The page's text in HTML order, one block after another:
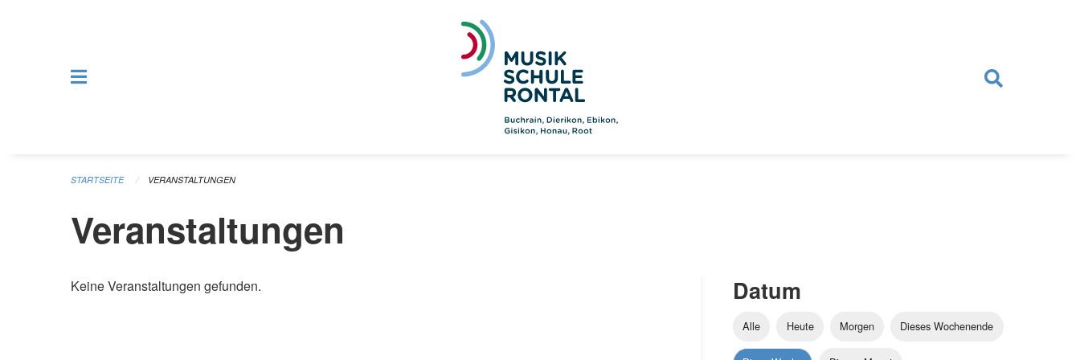
STARTSEITE VERANSTALTUNGEN
Veranstaltungen
Keine Veranstaltungen gefunden. Datum
Alle Heute Morgen Dieses Wochenende